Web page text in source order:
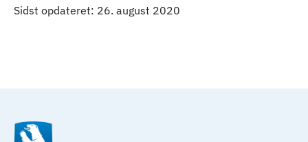
Sidst opdateret: 26. august 2020